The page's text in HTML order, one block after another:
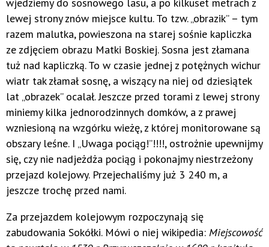
lewej strony znów miejsce kultu. To tzw. „obrazik” – tym
razem malutka, powieszona na starej sośnie kapliczka
ze zdjęciem obrazu Matki Boskiej. Sosna jest złamana
tuż nad kapliczką. To w czasie jednej z potężnych wichur
wiatr tak złamał sosnę, a wiszący na niej od dziesiątek
lat „obrazek” ocalał. Jeszcze przed torami z lewej strony
miniemy kilka jednorodzinnych domków, a z prawej
wzniesioną na wzgórku wieżę, z której monitorowane są
obszary leśne. I „Uwaga pociąg!”!!!!, ostrożnie upewnijmy
się, czy nie nadjeżdża pociąg i pokonajmy niestrzeżony
przejazd kolejowy. Przejechaliśmy już 3 240 m, a
jeszcze trochę przed nami.
Za przejazdem kolejowym rozpoczynają się
zabudowania Sokółki. Mówi o niej wikipedia: Miejscowość